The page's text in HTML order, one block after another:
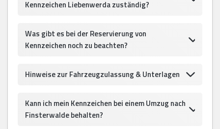
Kennzeichen Liebenwerda zuständig?
Was gibt es bei der Reservierung von
Kennzeichen noch zu beachten?
Hinweise zur Fahrzeugzulassung & Unterlagen
Kann ich mein Kennzeichen bei einem Umzug nach
Finsterwalde behalten?